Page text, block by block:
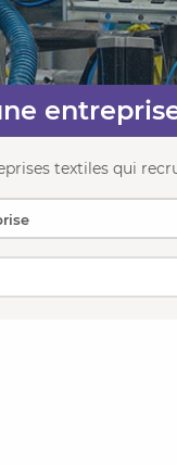
textiles qui